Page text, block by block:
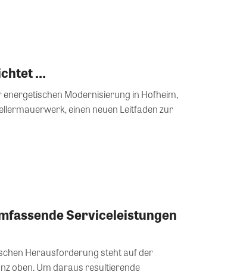
…
Modernisierung in Hofheim,
einen neuen Leitfaden zur
Serviceleistungen
Herausforderung steht auf der
oben. Um daraus resultierende